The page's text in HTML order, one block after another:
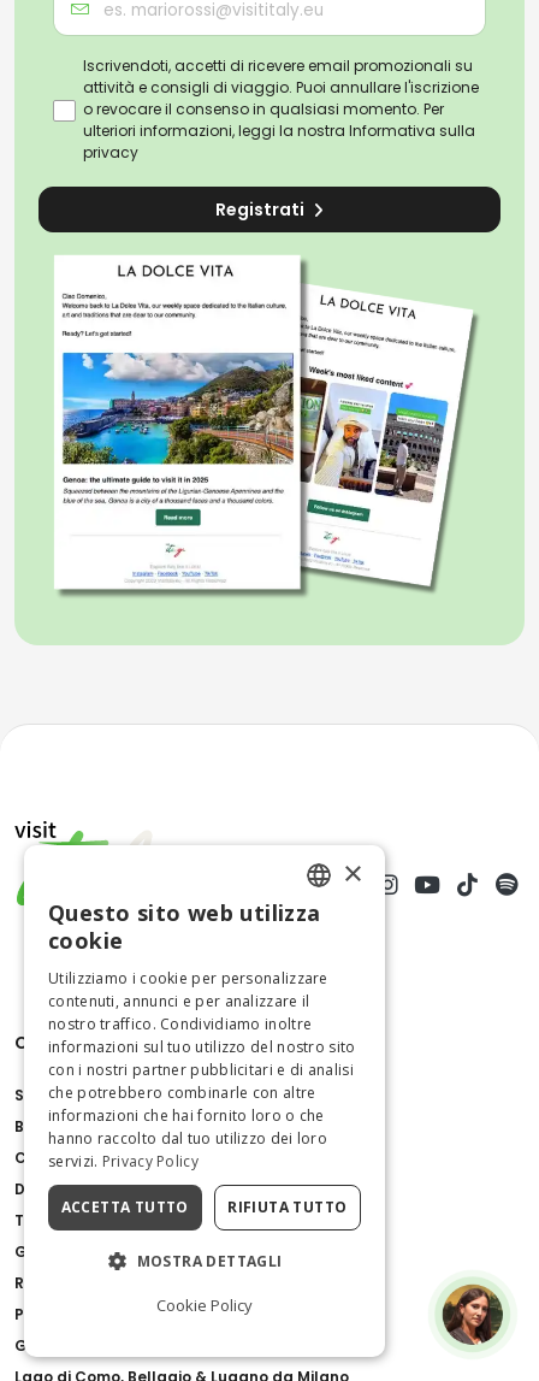
Iscrivendoti, accetti di ricevere email promozionali su
attività e consigli di viaggio. Puoi annullare l'iscrizione
o revocare il consenso in qualsiasi momento. Per
ulteriori informazioni, leggi la nostra Informativa sulla
privacy
Registrati
Cose da fare
Scavi di Pompei
Basilica di San Pietro
Colosseo
Duomo di Milano
Torre di Pisa
Galleria Borghese
Reggia di Caserta
Palazzo Barberini
Giro in Gondola a Venezia con Commento
ENGLISH
ITALIAN
×
Questo sito web utilizza
cookie
Utilizziamo i cookie per personalizzare
contenuti, annunci e per analizzare il
nostro traffico. Condividiamo inoltre
informazioni sul tuo utilizzo del nostro sito
con i nostri partner pubblicitari e di analisi
che potrebbero combinarle con altre
informazioni che hai fornito loro o che
hanno raccolto dal tuo utilizzo dei loro
servizi. Privacy Policy
ACCETTA TUTTO RIFIUTA TUTTO
MOSTRA DETTAGLI
Cookie Policy